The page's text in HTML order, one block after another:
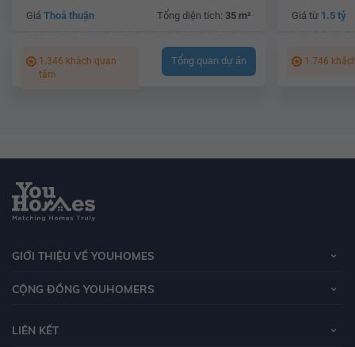
Giá Thoả thuận Tổng diện tích: 35 m²
1.346 khách quan
tâm
Tổng quan dự án
Giá từ 1.5 tỷ
1.746
GIỚI THIỆU VỀ YOUHOMES
CỘNG ĐỒNG YOUHOMERS
LIÊN KẾT